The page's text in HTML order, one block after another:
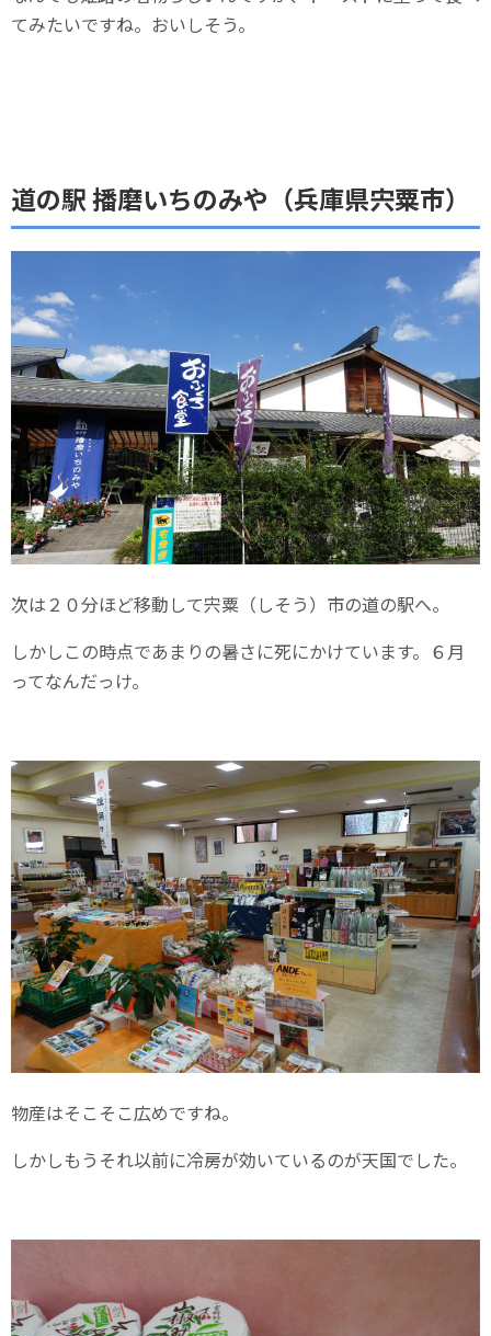
てみたいですね。おいしそう。
道の駅 播磨いちのみや（兵庫県宍粟市）
次は２０分ほど移動して宍粟（しそう）市の道の駅へ。
しかしこの時点であまりの暑さに死にかけています。６月
ってなんだっけ。
物産はそこそこ広めですね。
しかしもうそれ以前に冷房が効いているのが天国でした。